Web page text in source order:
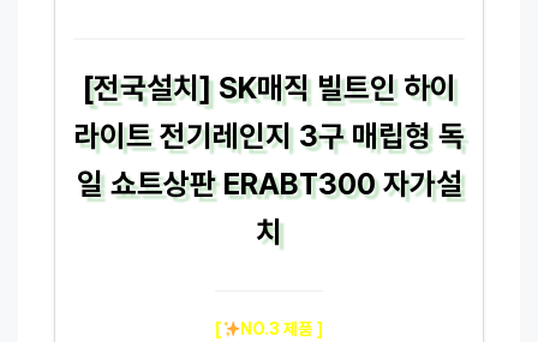
[전국설치] SK매직 빌트인 하이
라이트 전기레인지 3구 매립형 독
일 쇼트상판 ERABT300 자가설
치
[ NO.3 제품 ]